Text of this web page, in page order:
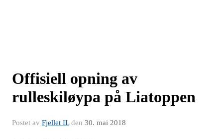
Offisiell opning av
rulleskiløypa på Liatoppen
Postet av Fjellet ILden 30. mai 2018